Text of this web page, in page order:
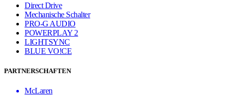
Direct Drive
Mechanische Schalter
PRO-G AUDIO
POWERPLAY 2
LIGHTSYNC
BLUE VO!CE
PARTNERSCHAFTEN
McLaren